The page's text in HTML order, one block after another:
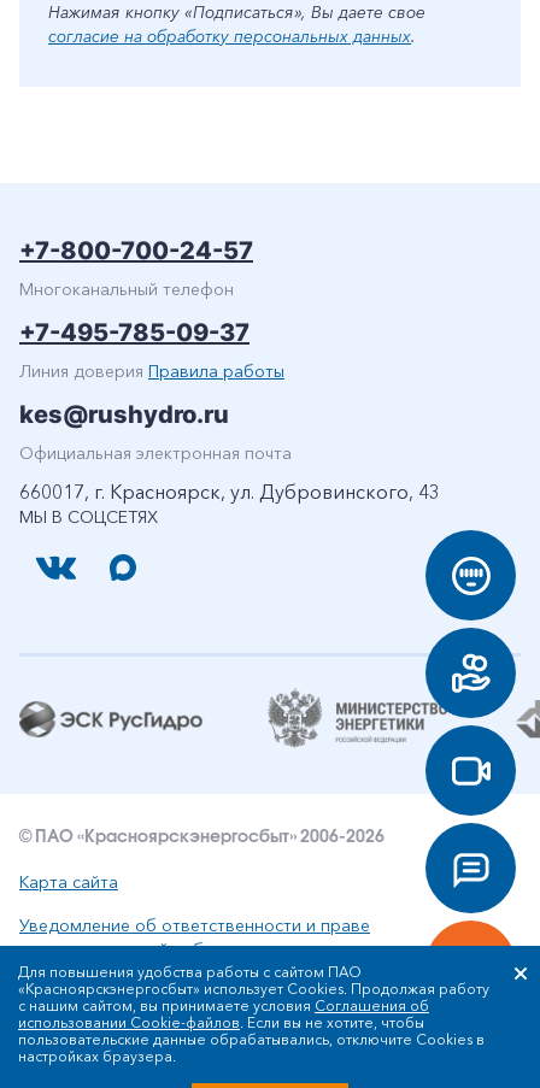
Нажимая кнопку «Подписаться», Вы даете свое
согласие на обработку персональных данных.
МЫ В СОЦСЕТЯХ
+7-800-700-24-57
Многоканальный телефон
+7-495-785-09-37
Линия доверия Правила работы
kes@rushydro.ru
Официальная электронная почта
660017, г. Красноярск, ул. Дубровинского, 43
© ПАО «Красноярскэнергосбыт» 2006-2026
Карта сайта
Уведомление об ответственности и праве
интеллектуальной собственности
Политика ПАО «Красноярскэнергосбыт» в отношении
обработки персональных данных
Для повышения удобства работы с сайтом ПАО
«Красноярскэнергосбыт» использует Cookies. Продолжая работу
с нашим сайтом, вы принимаете условия Соглашения об
использовании Cookie-файлов. Если вы не хотите, чтобы
пользовательские данные обрабатывались, отключите Cookies в
настройках браузера.